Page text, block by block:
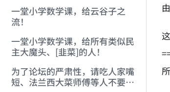
一堂小学数学课，给云谷子之
流！
一堂小学数学课，给所有类似民
主大魔头、[韭菜]的人！
为了论坛的严肃性，请吃人家嘴
短、法兰西大菜师傅等人不要任